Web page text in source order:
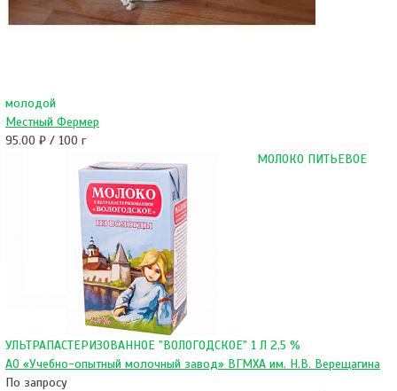
молодой
Местный Фермер
95.00 ₽ / 100 г
МОЛОКО ПИТЬЕВОЕ
УЛЬТРАПАСТЕРИЗОВАННОЕ "ВОЛОГОДСКОЕ" 1 Л 2,5 %
АО «Учебно-опытный молочный завод» ВГМХА им. Н.В. Верещагина
По запросу